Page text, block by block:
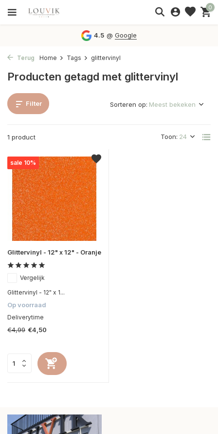
0
4.5 @Google
Terug Home Tags glittervinyl
Producten getagd met glittervinyl
Filter
1 product Toon:
Sorteren op:
sale 10%
Glittervinyl - 12" x 12" - Oranje
Vergelijk
Glittervinyl - 12" x 1...
Op voorraad
Deliverytime
€4,99 €4,50